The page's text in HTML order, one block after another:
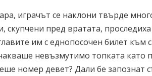
играчът се наклони твърде
скупчени пред вратата,
им с еднопосочен билет към
невъзмутимо топката
номер девет? Дали бе запознат